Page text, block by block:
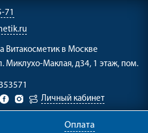
71
Витакосметик в Москве
Миклухо-Маклая, д34, 1 этаж, пом.
Личный кабинет
Оплата